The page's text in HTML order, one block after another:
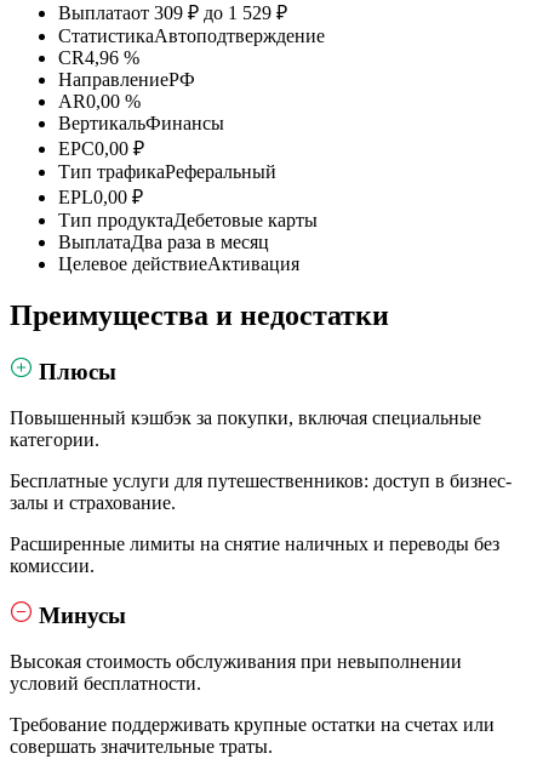
Выплатаот 309 ₽ до 1 529 ₽
СтатистикаАвтоподтверждение
CR4,96 %
НаправлениеРФ
AR0,00 %
ВертикальФинансы
EPC0,00 ₽
Тип трафикаРеферальный
EPL0,00 ₽
Тип продуктаДебетовые карты
ВыплатаДва раза в месяц
Целевое действиеАктивация
Преимущества и недостатки
Плюсы
Повышенный кэшбэк за покупки, включая специальные
категории.
Бесплатные услуги для путешественников: доступ в бизнес-
залы и страхование.
Расширенные лимиты на снятие наличных и переводы без
комиссии.
Минусы
Высокая стоимость обслуживания при невыполнении
условий бесплатности.
Требование поддерживать крупные остатки на счетах или
совершать значительные траты.